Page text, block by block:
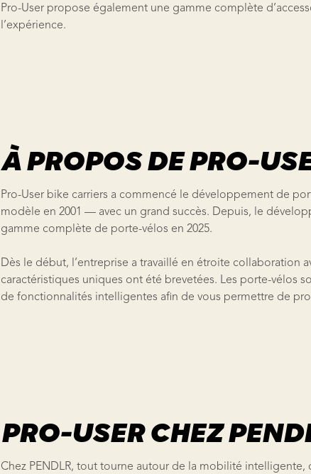
Pro-User propose également une gamme complète
l’expérience.
À PROPOS DE PRO-
Pro-User bike carriers a commencé le développement de
modèle en 2001 — avec un grand succès. Depuis, le
gamme complète de porte-vélos en 2025.
Dès le début, l’entreprise a travaillé en étroite collaboration
caractéristiques uniques ont été brevetées. Les porte-vélos
de fonctionnalités intelligentes afin de vous permettre de
PRO-USER CHEZ
Chez PENDLR, tout tourne autour de la mobilité